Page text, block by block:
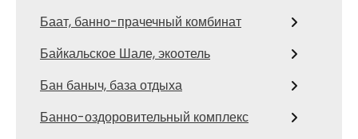
Баат, банно-прачечный комбинат
Байкальское Шале, экоотель
Бан баныч, база отдыха
Банно-оздоровительный комплекс